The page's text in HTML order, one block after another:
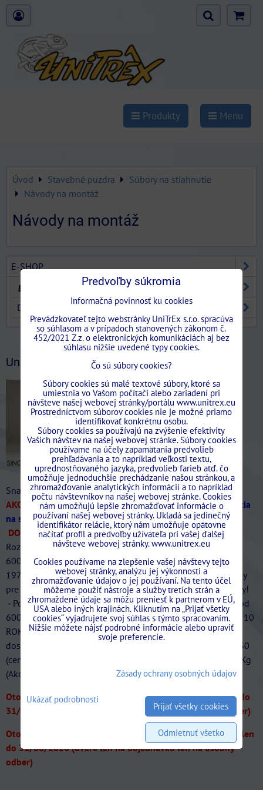
Produkty Menu
Úvod Stavebné puzdra
Súbory na stiahnutie
Návody na montáž
Návody na montáž
E-SHOP
STAVEBNÉ PUZDRA
DVERE
Stavebne.Puzdra.Unitrex/?ref=bookmarks
UniTrEx News
Snažíme sa dodržať najlepšie ceny na Slovensku!
AKCIA SINGOLO Murivo/SDK len do 31/08/2026-20%
(Akcia
na stavebne puzdra SINGOLO až do vypredania zásob)
DOPRAVA ZDARMA.Ponúkame veľký sortiment puzdier.
Rozmery štandardná šírka
600/700/800/900/1000/1100/1200mm štandardná výška
1970/2100mm. Kliknite na tento produkt, aby ste zistili ceny
pre ostatné rozmery. Vysoká kvalita za bezkonkurenčne ceny!
- Po dohode je možná množstevná zľava. - Všetky rozmery od
600mm do 1200mm Rýchle dodanie po celej SR. - ZÁRUKA 10
ROKOV! Pozor!! Pri nákupe stavebného puzdra SINGOLO
dostanete zdarma kompletný ABS SYSTEM "spomaľovač" T30
(cenníková cena 43,00€/Ks s DPH) ideálny pre dvere do 30Kg
(Akcia na ABS SYSTEM až. do vypredania zásob).
Otočné dvere FIVE-O so skritou zarubňou Akcia -20% len do
31/08/2026 (dvere len na objednavku len na osobný odber)
Otočné dvere REVERZ 44 so skritou zarubňou Akcia -20% len
do 31/08/2026 (dvere len na objednavku len na osobný
odber)
Predvoľby súkromia
Informačná povinnosť ku cookies
Prevádzkovateľ tejto webstránky UniTrEx s.r.o. spracúva
so súhlasom a v prípadoch stanovených zákonom č.
452/2021 Z.z. o elektronických komunikáciách aj bez
súhlasu nižšie uvedené typy cookies.
Čo sú súbory cookies?
Súbory cookies sú malé textové súbory, ktoré sa
umiestnia vo Vašom počítači alebo zariadení pri
návšteve našej webovej stránky/portálu www.unitrex.eu
Prostredníctvom súborov cookies nie je možné priamo
identifikovať konkrétnu osobu.
Súbory cookies sa používajú na zvýšenie efektivity
Vašich návštev na našej webovej stránke. Súbory cookies
používame na účely zapamätania predvolieb
prehľadávania a to napríklad veľkosti textu,
uprednostňovaného jazyka, predvolieb farieb atď. čo
umožňuje jednoduchšie prechádzanie našou stránkou, a
zhromažďovanie analytických informácií a to napríklad
počtu návštevníkov na našej webovej stránke. Cookies
nám umožňujú lepšie zhromažďovať informácie o
používaní našej webovej stránky. Ukladá sa jedinečný
identifikátor relácie, ktorý nám umožňuje opätovne
načítať profil a predvoľby užívateľa pri vašej ďalšej
návšteve webovej stránky. www.unitrex.eu
Cookies používame na zlepšenie vašej návštevy tejto
webovej stránky, analýzu jej výkonnosti a
zhromažďovanie údajov o jej používaní. Na tento účel
môžeme použiť nástroje a služby tretích strán a
zhromaždené údaje sa môžu preniesť k partnerom v EÚ,
USA alebo iných krajinách. Kliknutím na „Prijať všetky
cookies“ vyjadrujete svoj súhlas s týmto spracovaním.
Nižšie môžete nájsť podrobné informácie alebo upraviť
svoje preferencie.
Zásady ochrany osobných údajov
Ukázať podrobnosti
Prijať všetky cookies
Odmietnuť všetko